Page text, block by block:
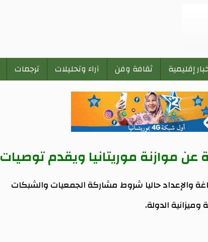
إقليمية ثقافة وفن آراء وتحليلات ترجمات
موازنة موريتانيا ويقدم توصيات
والإعداد حاليا شروط مشاركة الجمعيات والشبكات
الدولة.